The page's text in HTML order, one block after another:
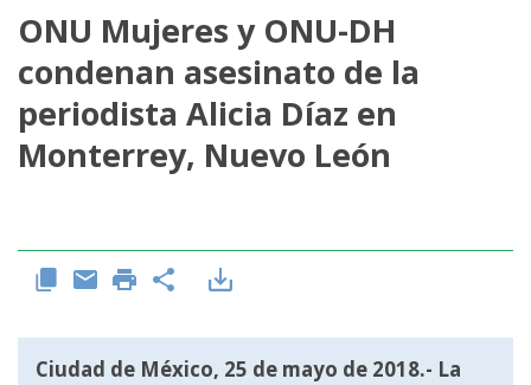
La ONU-DH en México
Vacantes ONU-DH México
ONU-DH en el tiempo
ONU Mujeres y ONU-DH
condenan asesinato de la
periodista Alicia Díaz en
Monterrey, Nuevo León
Ciudad de México, 25 de mayo de 2018.- La